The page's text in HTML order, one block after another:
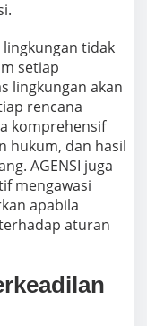
tidak
setiap
lingkungan akan
rencana
komprehensif
hukum, dan hasil
AGENSI juga
mengawasi
apabila
aturan